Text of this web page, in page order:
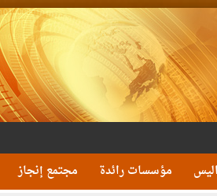
مؤسسات رائدة مجتمع إنجاز